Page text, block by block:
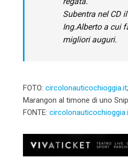
Subentra nel CD
Ing.Alberto a cui
migliori auguri.
FOTO: circolonauticochioggia.it
Marangon al timone di uno
FONTE: